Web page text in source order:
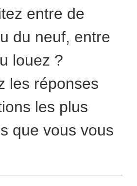
entre de
du neuf, entre
louez ?
les réponses
les plus
que vous vous